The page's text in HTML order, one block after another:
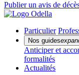
Publier un avis de
Particulier
Nos guides
Anticiper et
formalités
Actualités